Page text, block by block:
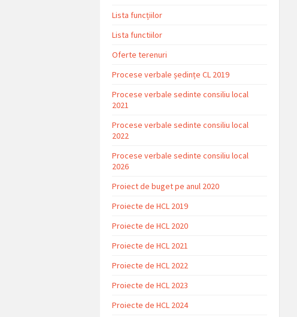
Lista funcțiilor
Lista functiilor
Oferte terenuri
Procese verbale ședințe CL 2019
Procese verbale sedinte consiliu local
2021
Procese verbale sedinte consiliu local
2022
Procese verbale sedinte consiliu local
2026
Proiect de buget pe anul 2020
Proiecte de HCL 2019
Proiecte de HCL 2020
Proiecte de HCL 2021
Proiecte de HCL 2022
Proiecte de HCL 2023
Proiecte de HCL 2024